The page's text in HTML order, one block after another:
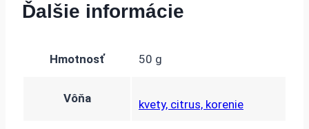
Ďalšie informácie
Hmotnosť 50 g
Vôňa kvety, citrus, korenie